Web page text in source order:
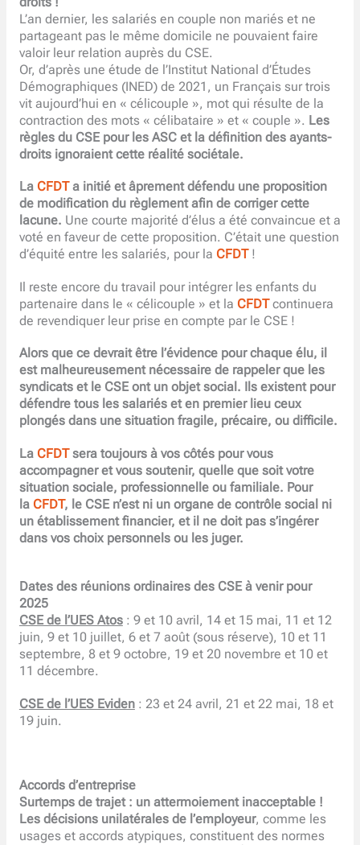
L’an dernier, les salariés en couple non mariés et ne
partageant pas le même domicile ne pouvaient faire
valoir leur relation auprès du CSE.
Or, d’après une étude de l’Institut National d’Études
Démographiques (INED) de 2021, un Français sur trois
vit aujourd’hui en « célicouple », mot qui résulte de la
contraction des mots « célibataire » et « couple ». Les
règles du CSE pour les ASC et la définition des ayants-
droits ignoraient cette réalité sociétale.
La CFDTa initié et âprement défendu une proposition
de modification du règlement afin de corriger cette
lacune. Une courte majorité d’élus a été convaincue et a
voté en faveur de cette proposition. C’était une question
d’équité entre les salariés, pour la CFDT !
Il reste encore du travail pour intégrer les enfants du
partenaire dans le « célicouple » et la CFDT continuera
de revendiquer leur prise en compte par le CSE !
Alors que ce devrait être l’évidence pour chaque élu, il
est malheureusement nécessaire de rappeler que les
syndicats et le CSE ont un objet social. Ils existent pour
défendre tous les salariés et en premier lieu ceux
plongés dans une situation fragile, précaire, ou difficile.
La CFDTsera toujours à vos côtés pour vous
accompagner et vous soutenir, quelle que soit votre
situation sociale, professionnelle ou familiale. Pour
la CFDT, le CSE n’est ni un organe de contrôle social ni
un établissement financier, et il ne doit pas s’ingérer
dans vos choix personnels ou les juger.
Dates des réunions ordinaires des CSE à venir pour
2025
CSE de l’UES Atos: 9 et 10 avril, 14 et 15 mai, 11 et 12
juin, 9 et 10 juillet, 6 et 7 août (sous réserve), 10 et 11
septembre, 8 et 9 octobre, 19 et 20 novembre et 10 et
11 décembre.
CSE de l’UES Eviden: 23 et 24 avril, 21 et 22 mai, 18 et
19 juin.
Accords d’entreprise
Surtemps de trajet : un attermoiement inacceptable !
Les décisions unilatérales de l’employeur, comme les
usages et accords atypiques, constituent des normes